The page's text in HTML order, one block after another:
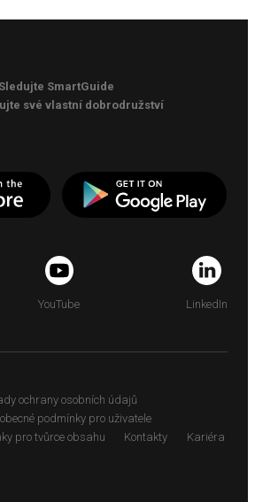
Sledujte SmartGuide
své vlastní dobrodružství
YouTube LinkedIn
ochrany osobních údajů
podmínky pro uživatele
pro tvůrce obsahu
Kontakty Kariéra